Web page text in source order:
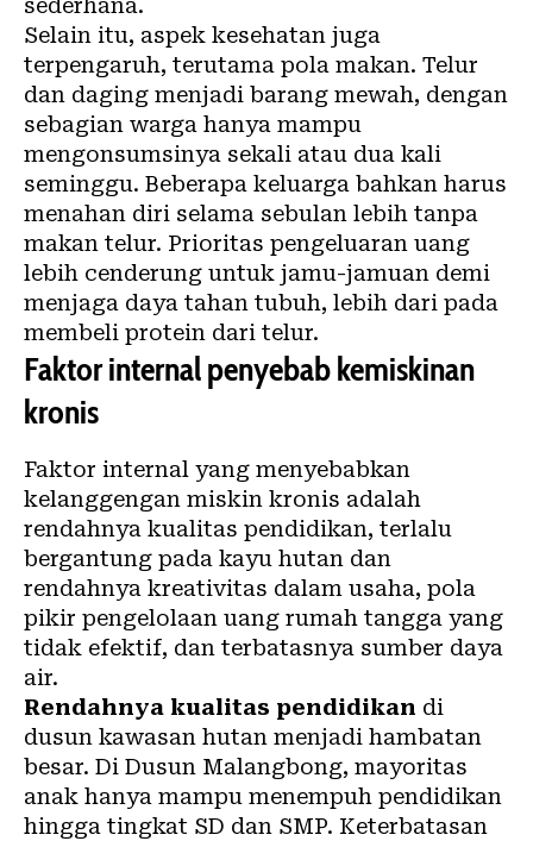
sederhana.
Selain itu, aspek kesehatan juga
terpengaruh, terutama pola makan. Telur
dan daging menjadi barang mewah, dengan
sebagian warga hanya mampu
mengonsumsinya sekali atau dua kali
seminggu. Beberapa keluarga bahkan harus
menahan diri selama sebulan lebih tanpa
makan telur. Prioritas pengeluaran uang
lebih cenderung untuk jamu-jamuan demi
menjaga daya tahan tubuh, lebih dari pada
membeli protein dari telur.
Faktor internal penyebab kemiskinan
kronis
Faktor internal yang menyebabkan
kelanggengan miskin kronis adalah
rendahnya kualitas pendidikan, terlalu
bergantung pada kayu hutan dan
rendahnya kreativitas dalam usaha, pola
pikir pengelolaan uang rumah tangga yang
tidak efektif, dan terbatasnya sumber daya
air.
Rendahnya kualitas pendidikan di
dusun kawasan hutan menjadi hambatan
besar. Di Dusun Malangbong, mayoritas
anak hanya mampu menempuh pendidikan
hingga tingkat SD dan SMP. Keterbatasan